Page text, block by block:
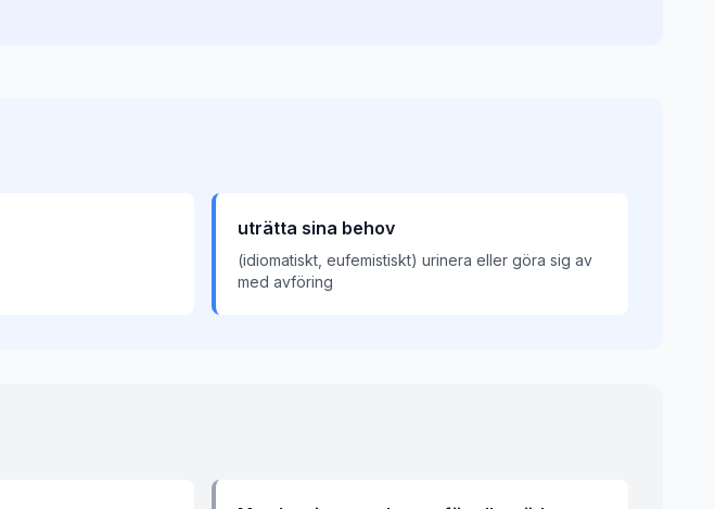
uträtta sina behov
(idiomatiskt, eufemistiskt) urinera eller göra sig av
med avföring